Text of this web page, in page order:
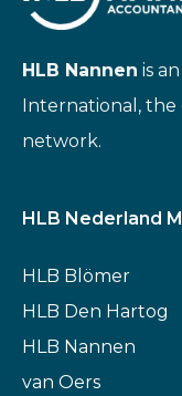
HLB Nannen is
International, the
network.
HLB Nederland
HLB Blömer
HLB Den Hartog
HLB Nannen
van Oers